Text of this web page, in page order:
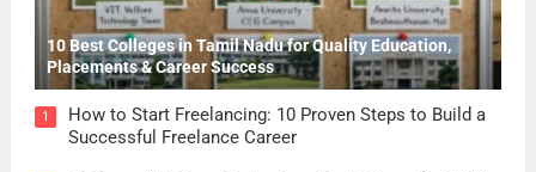
10 Best Colleges in Tamil Nadu for Quality Education,
Placements & Career Success
1
How to Start Freelancing: 10 Proven Steps to Build a
Successful Freelance Career